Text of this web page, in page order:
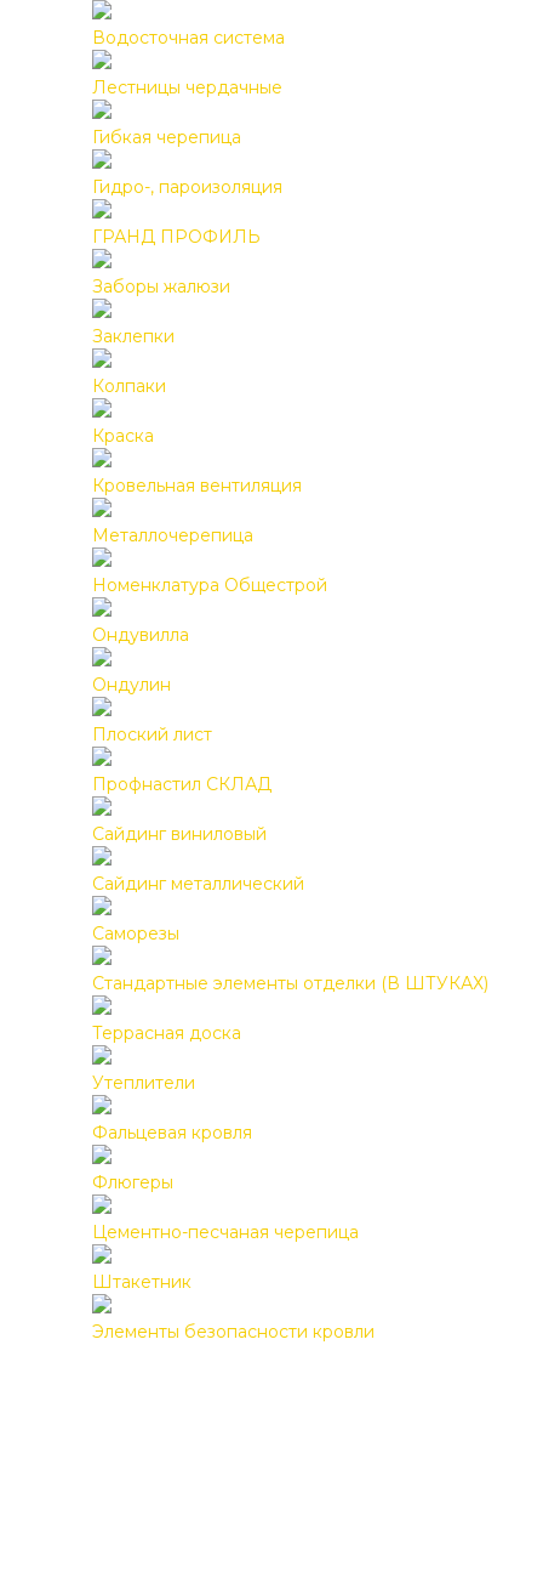
Водосточная система
Лестницы чердачные
Гибкая черепица
Гидро-, пароизоляция
ГРАНД ПРОФИЛЬ
Заборы жалюзи
Заклепки
Колпаки
Краска
Кровельная вентиляция
Металлочерепица
Номенклатура Общестрой
Ондувилла
Ондулин
Плоский лист
Профнастил СКЛАД
Сайдинг виниловый
Сайдинг металлический
Саморезы
Стандартные элементы отделки (В ШТУКАХ)
Террасная доска
Утеплители
Фальцевая кровля
Флюгеры
Цементно-песчаная черепица
Штакетник
Элементы безопасности кровли